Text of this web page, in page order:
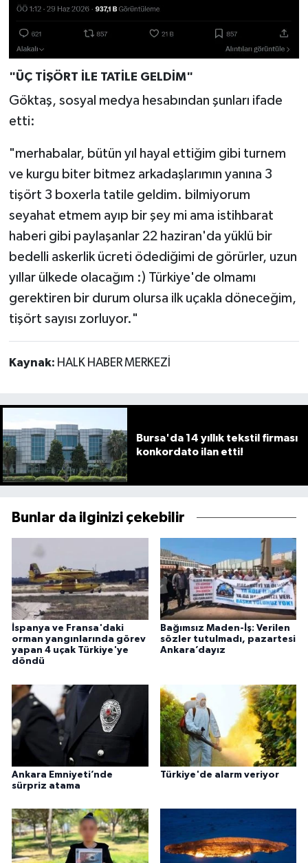
"ÜÇ TİŞÖRT İLE TATİLE GELDİM"
Göktaş, sosyal medya hesabından şunları ifade
etti:
"merhabalar, bütün yıl hayal ettiğim gibi turnem
ve kurgu biter bitmez arkadaşlarımın yanına 3
tişört 3 boxerla tatile geldim. bilmiyorum
seyahat etmem ayıp bir şey mi ama istihbarat
haberi gibi paylaşanlar 22 haziran'da yüklü bir
bedelli askerlik ücreti ödediğimi de görürler, uzun
yıllar ülkede olacağım :) Türkiye'de olmamı
gerektiren bir durum olursa ilk uçakla döneceğim,
tişört sayısı zorluyor."
Kaynak: HALK HABER MERKEZİ
Bursa'da 14 yıllık tekstil firması
konkordato ilan etti!
Bunlar da ilginizi çekebilir
İspanya ve Fransa'daki
orman yangınlarında görev
yapan 4 uçak Türkiye'ye
döndü
Bağımsız Maden-İş: Verilen
sözler tutulmadı, pazartesi
Ankara’dayız
Ankara Emniyeti’nde
sürpriz atama
Türkiye'de alarm veriyor